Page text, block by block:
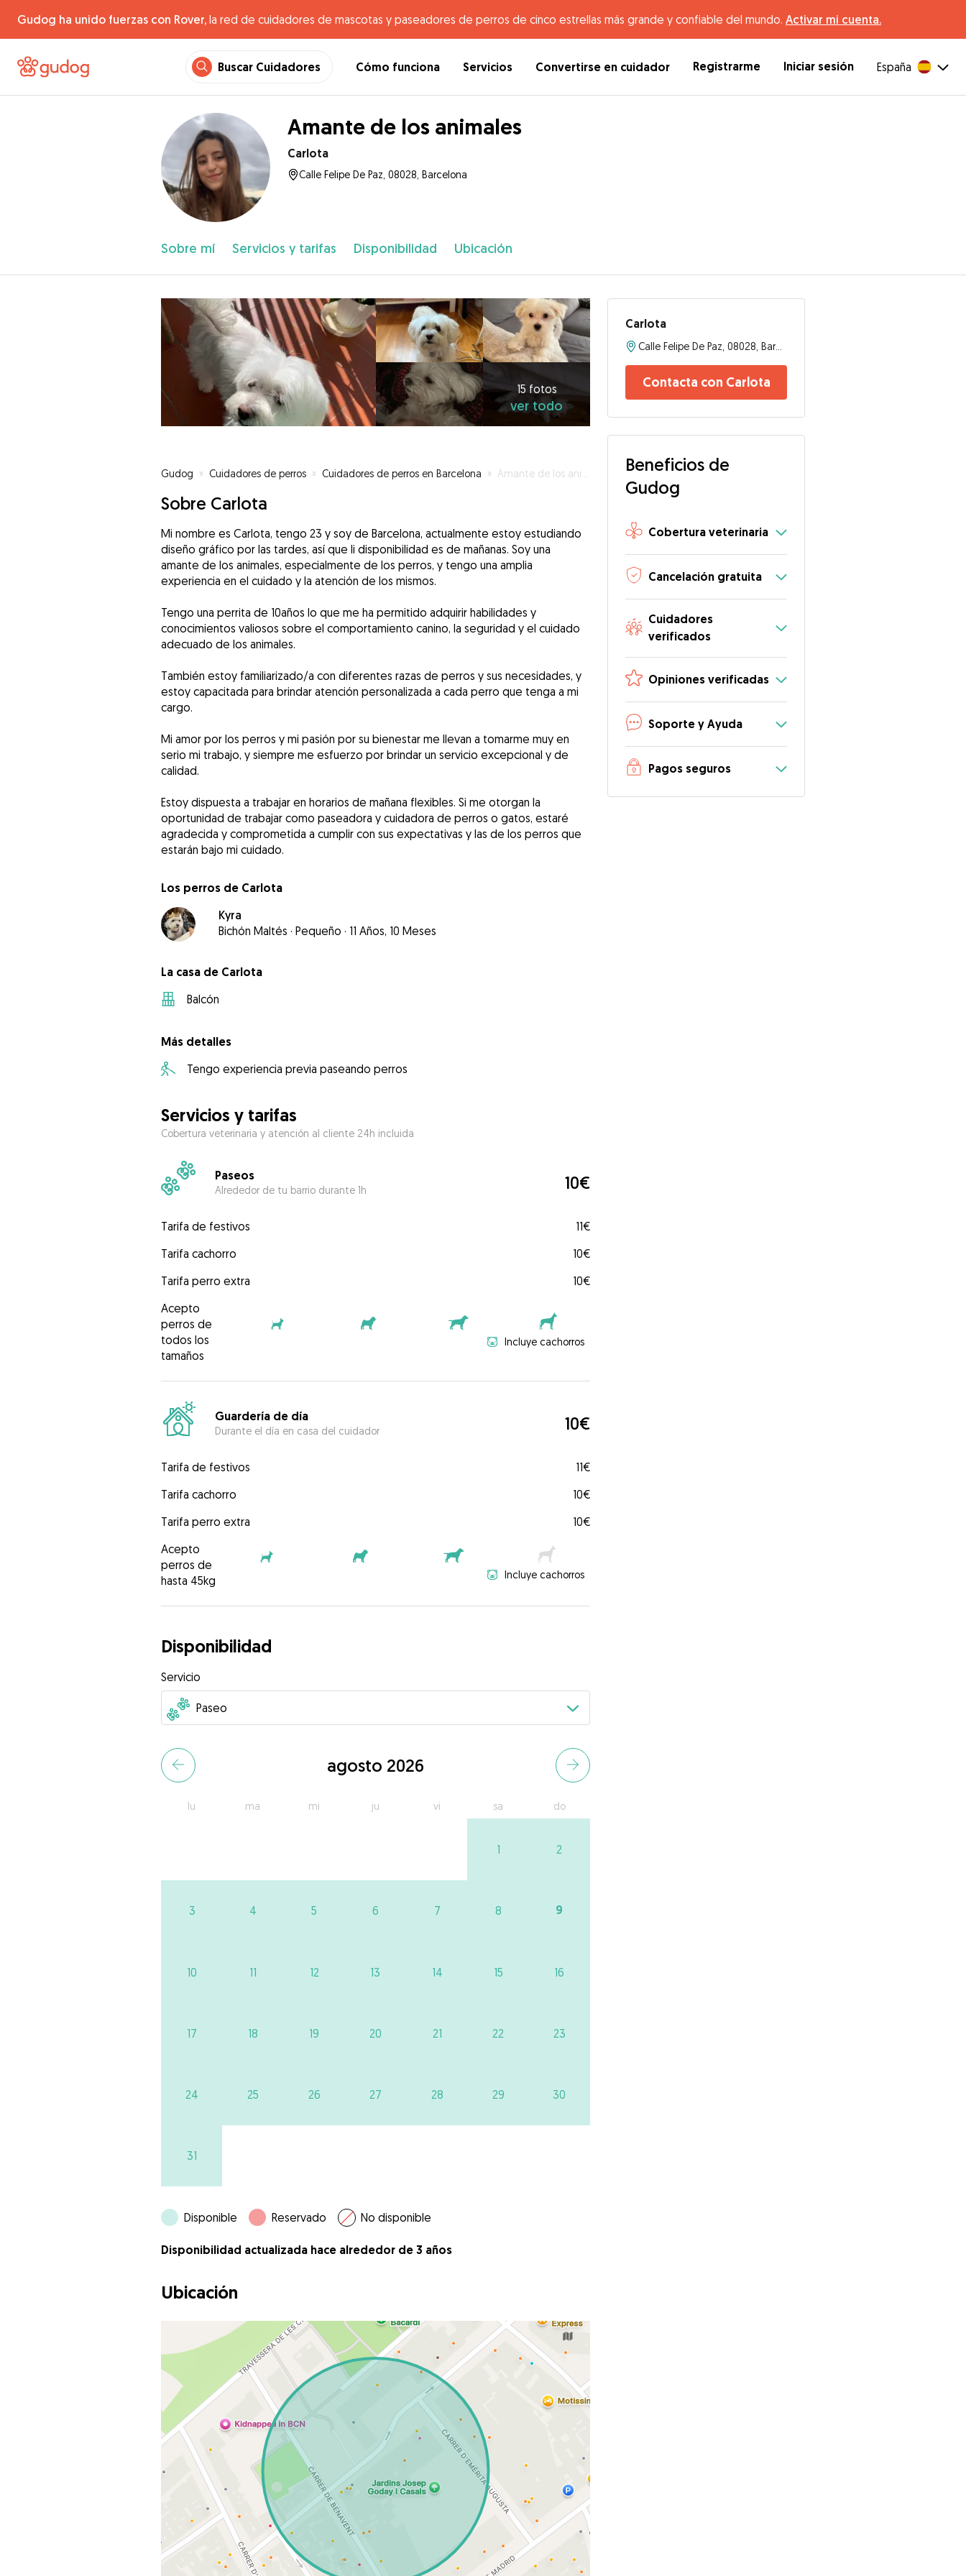
Gudog ha unido fuerzas con Rover, la red de cuidadores de mascotas y paseadores de perros de cinco estrellas más grande y confiable del mundo. Activar mi cuenta.
Buscar Cuidadores Cómo funciona Servicios Convertirse en cuidador Registrarme Iniciar sesión España
Amante de los animales
Carlota
Calle Felipe De Paz, 08028, Barcelona
Sobre mí Servicios y tarifas Disponibilidad Ubicación
15 fotos
ver todo
Gudog » Cuidadores de perros » Cuidadores de perros en Barcelona » Amante de los animales
Sobre Carlota
Mi nombre es Carlota, tengo 23 y soy de Barcelona, actualmente estoy estudiando
diseño gráfico por las tardes, así que li disponibilidad es de mañanas. Soy una
amante de los animales, especialmente de los perros, y tengo una amplia
experiencia en el cuidado y la atención de los mismos.
Tengo una perrita de 10años lo que me ha permitido adquirir habilidades y
conocimientos valiosos sobre el comportamiento canino, la seguridad y el cuidado
adecuado de los animales.
También estoy familiarizado/a con diferentes razas de perros y sus necesidades, y
estoy capacitada para brindar atención personalizada a cada perro que tenga a mi
cargo.
Mi amor por los perros y mi pasión por su bienestar me llevan a tomarme muy en
serio mi trabajo, y siempre me esfuerzo por brindar un servicio excepcional y de
calidad.
Estoy dispuesta a trabajar en horarios de mañana flexibles. Si me otorgan la
oportunidad de trabajar como paseadora y cuidadora de perros o gatos, estaré
agradecida y comprometida a cumplir con sus expectativas y las de los perros que
estarán bajo mi cuidado.
Los perros de Carlota
Kyra
Bichón Maltés · Pequeño · 11 Años, 10 Meses
La casa de Carlota
Balcón
Más detalles
Tengo experiencia previa paseando perros
Servicios y tarifas
Cobertura veterinaria y atención al cliente 24h incluida
Paseos
Alrededor de tu barrio durante 1h 10€
Tarifa de festivos
11€
Tarifa cachorro
10€
Tarifa perro extra
10€
Acepto
perros de
todos los
tamaños
Incluye cachorros
Guardería de día
Durante el día en casa del cuidador 10€
Tarifa de festivos
11€
Tarifa cachorro
10€
Tarifa perro extra
10€
Acepto
perros de
hasta 45kg
Incluye cachorros
Disponibilidad
Servicio
agosto 2026
lu ma mi ju vi sa do
1 2
3 4 5 6 7 8 9
10 11 12 13 14 15 16
17 18 19 20 21 22 23
24 25 26 27 28 29 30
31
Disponible Reservado No disponible
Disponibilidad actualizada hace alrededor de 3 años
Ubicación
Carlota
Calle Felipe De Paz, 08028, Barcelona
Contacta con Carlota
Beneficios de
Gudog
Cobertura veterinaria
Cancelación gratuita
Cuidadores
verificados
Opiniones verificadas
Soporte y Ayuda
Pagos seguros